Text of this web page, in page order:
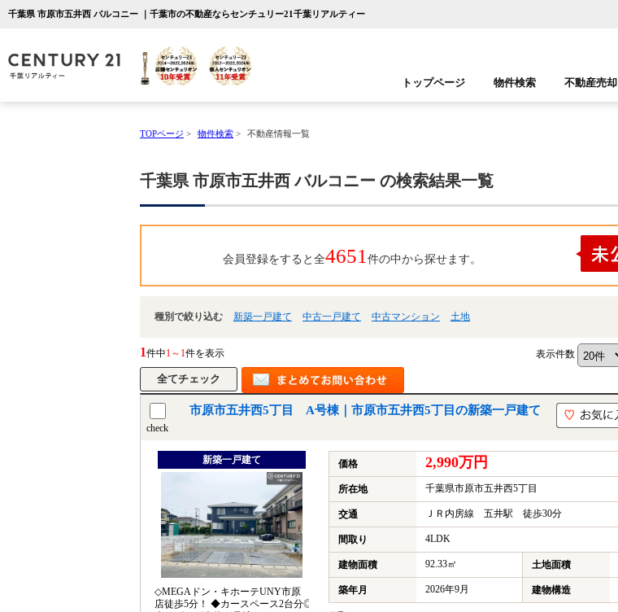
千葉県 市原市五井西 バルコニー ｜千葉市の不動産ならセンチュリー21千葉リアルティー
トップページ 物件検索 不動産売却
TOPページ > 物件検索 > 不動産情報一覧
千葉県 市原市五井西 バルコニー の検索結果一覧
会員登録をすると全4651 件の中から探せます。
種別で絞り込む 新築一戸建て 中古一戸建て 中古マンション 土地
1件中1～1件を表示 表示件数
check
市原市五井西5丁目 A号棟｜市原市五井西5丁目の新築一戸建て
新築一戸建て
◇MEGAドン・キホーテUNY市原
店徒歩5分！ ◆カースペース2台分◎
価格 2,990万円
所在地 千葉県市原市五井西5丁目
交通 ＪＲ内房線 五井駅 徒歩30分
間取り 4LDK
建物面積 92.33㎡ 土地面積
築年月 2026年9月 建物構造